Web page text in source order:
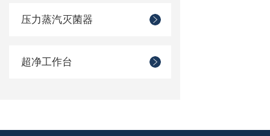
压力蒸汽灭菌器
超净工作台